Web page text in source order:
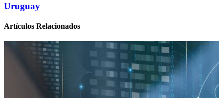
Uruguay
Artículos Relacionados